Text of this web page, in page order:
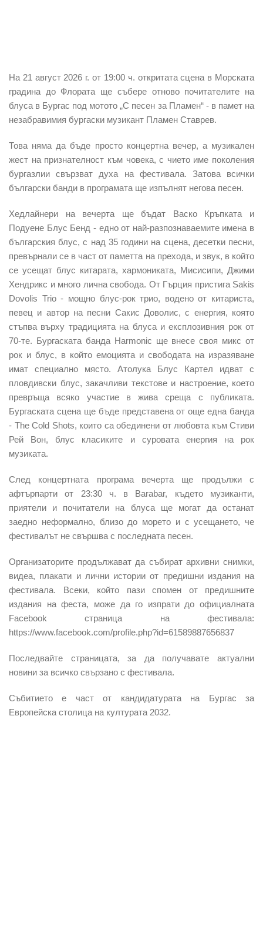
На 21 август 2026 г. от 19:00 ч. откритата сцена в Морската
градина до Флората ще събере отново почитателите на
блуса в Бургас под мотото „С песен за Пламен“ - в памет на
незабравимия бургаски музикант Пламен Ставрев.
Това няма да бъде просто концертна вечер, а музикален
жест на признателност към човека, с чието име поколения
бургазлии свързват духа на фестивала. Затова всички
български банди в програмата ще изпълнят негова песен.
Хедлайнери на вечерта ще бъдат Васко Кръпката и
Подуене Блус Бенд - едно от най-разпознаваемите имена в
българския блус, с над 35 години на сцена, десетки песни,
превърнали се в част от паметта на прехода, и звук, в който
се усещат блус китарата, хармониката, Мисисипи, Джими
Хендрикс и много лична свобода. От Гърция пристига Sakis
Dovolis Trio - мощно блус-рок трио, водено от китариста,
певец и автор на песни Сакис Доволис, с енергия, която
стъпва върху традицията на блуса и експлозивния рок от
70-те. Бургаската банда Harmonic ще внесе своя микс от
рок и блус, в който емоцията и свободата на изразяване
имат специално място. Атолука Блус Картел идват с
пловдивски блус, закачливи текстове и настроение, което
превръща всяко участие в жива среща с публиката.
Бургаската сцена ще бъде представена от още една банда
- The Cold Shots, които са обединени от любовта към Стиви
Рей Вон, блус класиките и суровата енергия на рок
музиката.
След концертната програма вечерта ще продължи с
афтърпарти от 23:30 ч. в Barabar, където музиканти,
приятели и почитатели на блуса ще могат да останат
заедно неформално, близо до морето и с усещането, че
фестивалът не свършва с последната песен.
Организаторите продължават да събират архивни снимки,
видеа, плакати и лични истории от предишни издания на
фестивала. Всеки, който пази спомен от предишните
издания на феста, може да го изпрати до официалната
Facebook страница на фестивала:
https://www.facebook.com/profile.php?id=61589887656837
Последвайте страницата, за да получавате актуални
новини за всичко свързано с фестивала.
Събитието е част от кандидатурата на Бургас за
Европейска столица на културата 2032.